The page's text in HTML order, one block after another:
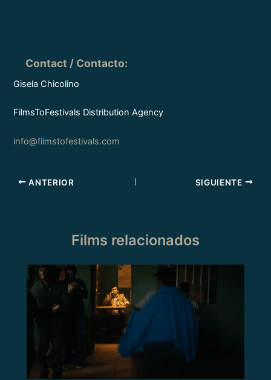
Contact / Contacto:
Gisela Chicolino
FilmsToFestivals Distribution Agency
info@filmstofestivals.com
ANTERIOR SIGUIENTE
Films relacionados